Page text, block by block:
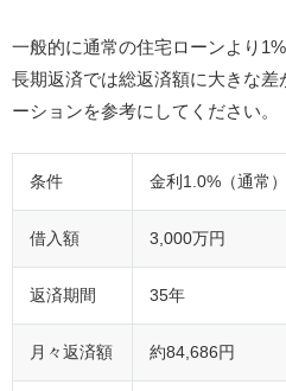
一般的に通常の住宅ローンより
長期返済では総返済額に大きな
ーションを参考にしてください。
条件 金利1.0%（通常）
借入額 3,000万円
返済期間 35年
月々返済額 約84,686円